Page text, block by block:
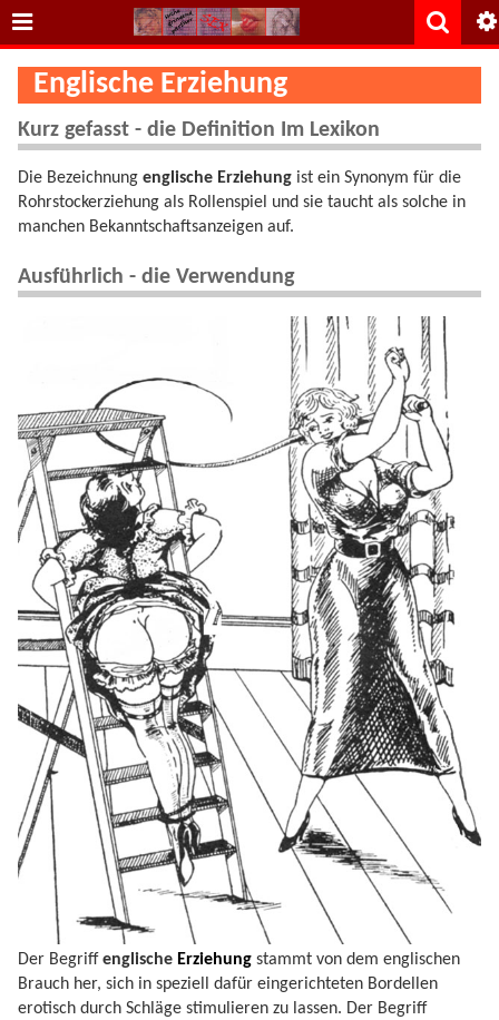
Englische Erziehung
Kurz gefasst - die Definition Im Lexikon
Die Bezeichnung englische Erziehung ist ein Synonym für die
Rohrstockerziehung als Rollenspiel und sie taucht als solche in
manchen Bekanntschaftsanzeigen auf.
Ausführlich - die Verwendung
Der Begriffenglische Erziehung stammt von dem englischen
Brauch her, sich in speziell dafür eingerichteten Bordellen
erotisch durch Schläge stimulieren zu lassen. Der Begriff